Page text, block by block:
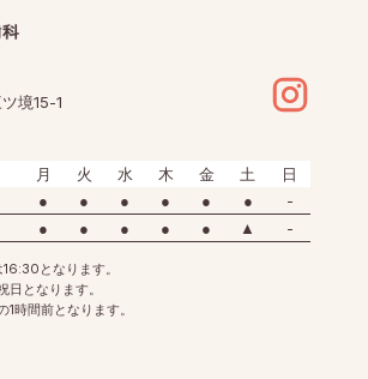
（税込）…
境15-1
となります。
となります。
時間前となります。
月 火 水 木 金 土 日
● ● ● ● ● ● -
● ● ● ● ● ▲ -